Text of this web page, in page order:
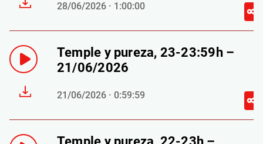
28/06/2026 · 1:00:00
Temple y pureza, 23-23:59h –
21/06/2026
21/06/2026 · 0:59:59